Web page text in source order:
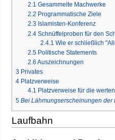
2.1 Gesammelte Machwerke
2.2 Programmatische Ziele
2.3 Islamisten-Konferenz
2.4 Schnüffelproben für den
2.4.1 Wie er schließlich
2.5 Politische Statements
2.6 Auszeichnungen
3 Privates
4 Platzverweise
4.1 Platzverweise für die
5 Bei Lähmungserscheinungen der
Laufbahn